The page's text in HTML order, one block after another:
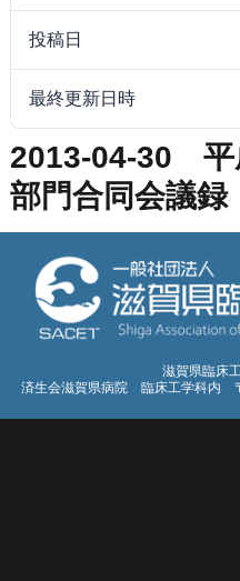
投稿日
最終更新日時
2013-04-30 平
部門合同会議録
滋賀県臨床
済生会滋賀県病院 臨床工学科内